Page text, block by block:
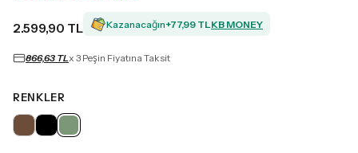
2.599,90 TL Kazanacağın+77,99 TLKB MONEY
866,63 TLx 3 Peşin Fiyatına Taksit
RENKLER